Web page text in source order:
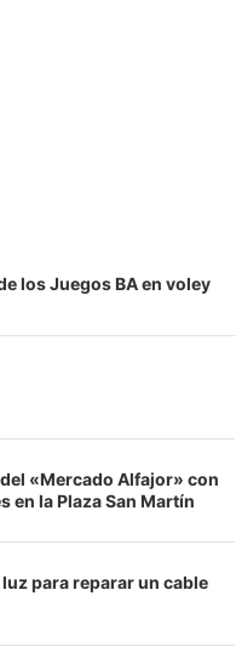
los Juegos BA en voley
«Mercado Alfajor» con
en la Plaza San Martín
para reparar un cable